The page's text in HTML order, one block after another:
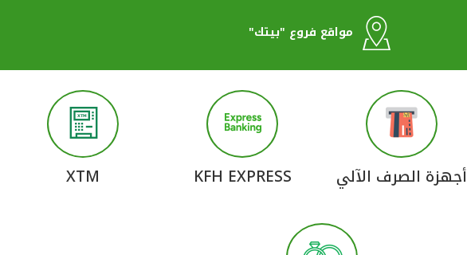
مواقع فروع "بيتك"
أجهزة الصرف الآلي KFH EXPRESS
XTM